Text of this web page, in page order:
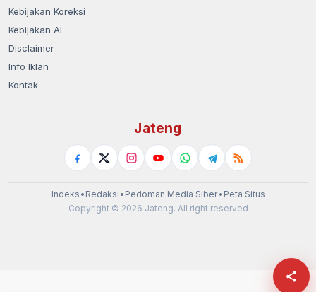
Kebijakan Koreksi
Kebijakan AI
Disclaimer
Info Iklan
Kontak
Jateng
Indeks • Redaksi • Pedoman Media Siber• Peta Situs
Copyright © 2026 Jateng. All right reserved